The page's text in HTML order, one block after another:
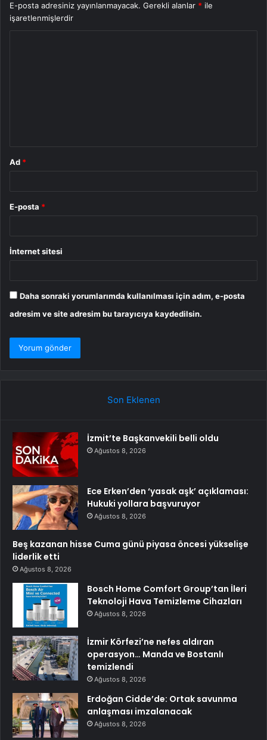
E-posta adresiniz yayınlanmayacak. Gerekli alanlar * ile
işaretlenmişlerdir
Ad *
E-posta *
İnternet sitesi
Daha sonraki yorumlarımda kullanılması için adım, e-posta
adresim ve site adresim bu tarayıcıya kaydedilsin.
Son Eklenen
İzmit’te Başkanvekili belli oldu
Ağustos 8, 2026
Ece Erken’den ‘yasak aşk’ açıklaması:
Hukuki yollara başvuruyor
Ağustos 8, 2026
Beş kazanan hisse Cuma günü piyasa öncesi yükselişe
liderlik etti
Ağustos 8, 2026
Bosch Home Comfort Group’tan İleri
Teknoloji Hava Temizleme Cihazları
Ağustos 8, 2026
İzmir Körfezi’ne nefes aldıran
operasyon… Manda ve Bostanlı
temizlendi
Ağustos 8, 2026
Erdoğan Cidde’de: Ortak savunma
anlaşması imzalanacak
Ağustos 8, 2026